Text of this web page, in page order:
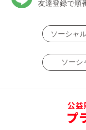
友達登録で順
ソーシャ
ソーシ